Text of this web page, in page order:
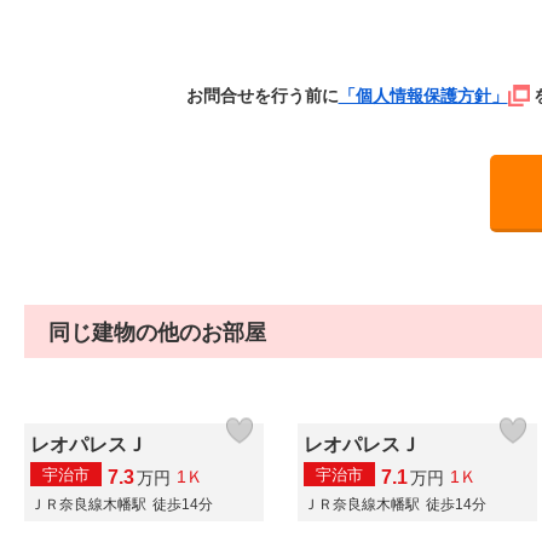
お問合せを行う前に「個人情報保護方針」
同じ建物の他のお部屋
レオパレスＪ
宇治市 7.3万円 1Ｋ
ＪＲ奈良線木幡駅 徒歩14分
レオパレスＪ
宇治市 7.1万円 1Ｋ
ＪＲ奈良線木幡駅 徒歩14分